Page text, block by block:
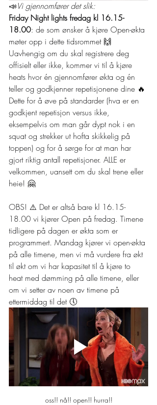
📣Vi gjennomfører det slik:
Friday Night lights fredag kl 16.15-
18.00: de som ønsker å kjøre Open-økta
møter opp i dette tidsrommet 🙌
Uavhengig om du skal registrere deg
offisielt eller ikke, kommer vi til å kjøre
heats hvor én gjennomfører økta og én
teller og godkjenner repetisjonene dine 🔥
Dette for å øve på standarder (hva er en
godkjent repetisjon versus ikke,
eksempelvis om man går dypt nok i en
squat og strekker ut hofta skikkelig på
toppen) og for å sørge for at man har
gjort riktig antall repetisjoner. ALLE er
velkommen, uansett om du skal trene eller
heie! 🤗
OBS! ⚠️ Det er altså bare kl 16.15-
18.00 vi kjører Open på fredag. Timene
tidligere på dagen er økta som er
programmert. Mandag kjører vi open-økta
på alle timene, men vi må vurdere fra økt
til økt om vi har kapasitet til å kjøre to
heat med dømming på alle timene, eller
om vi setter av noen av timene på
ettermiddag til det 🕔
oss!! nå!! open!! hurra!!